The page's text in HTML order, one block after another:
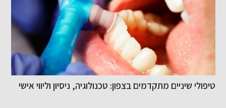
חיוך טבעי לא נולד במקרה: מה באמת עומד מאחורי ציפויי